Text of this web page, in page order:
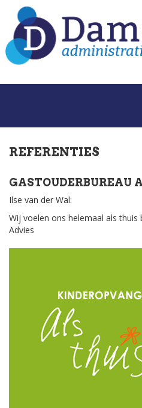
REFERENTIES
GASTOUDERBUREAU
Ilse van der Wal:
Wij voelen ons helemaal als
Advies